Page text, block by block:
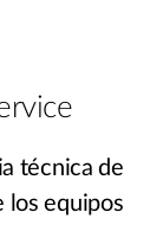
técnica de
los equipos